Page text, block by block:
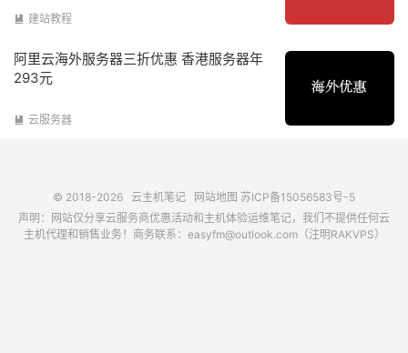
 建站教程
阿里云海外服务器三折优惠 香港服务器年
293元
 云服务器
© 2018-2026 云主机笔记 网站地图 苏ICP备15056583号-5
声明：网站仅分享云服务商优惠活动和主机体验运维笔记，我们不提供任何云
主机代理和销售业务！商务联系：easyfm@outlook.com（注明RAKVPS）